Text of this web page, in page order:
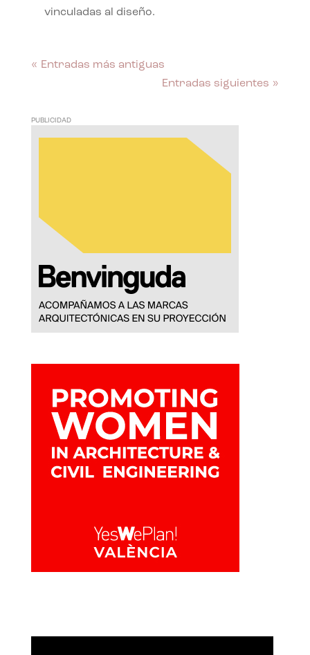
vinculadas al diseño.
« Entradas más antiguas
Entradas siguientes »
PUBLICIDAD